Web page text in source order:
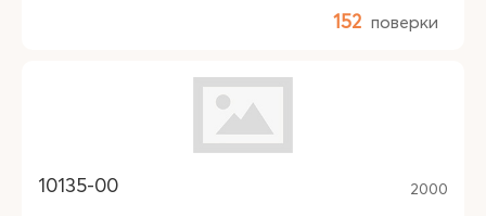
152 поверки
10135-00 2000